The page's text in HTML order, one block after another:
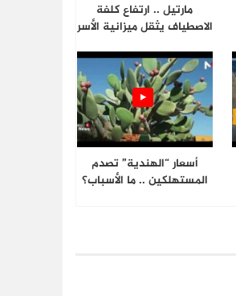
مارتيل .. ارتفاع كلفة
الاصطياف يثقل ميزانية الأسر
أسعار “الهندية” تصدم
المستهلكين .. ما الأسباب؟